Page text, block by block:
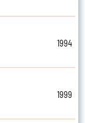
1994
1999